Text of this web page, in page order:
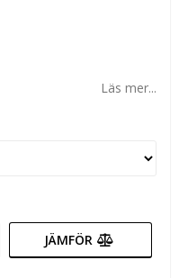
Läs mer...
JÄMFÖR